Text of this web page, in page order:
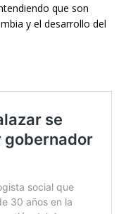
que son
y el desarrollo del